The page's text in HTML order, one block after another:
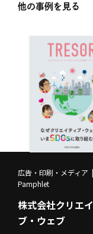
他の事例を見る
広告・印刷・メディア
Pamphlet
株式会社クリエ
ブ・ウェブ